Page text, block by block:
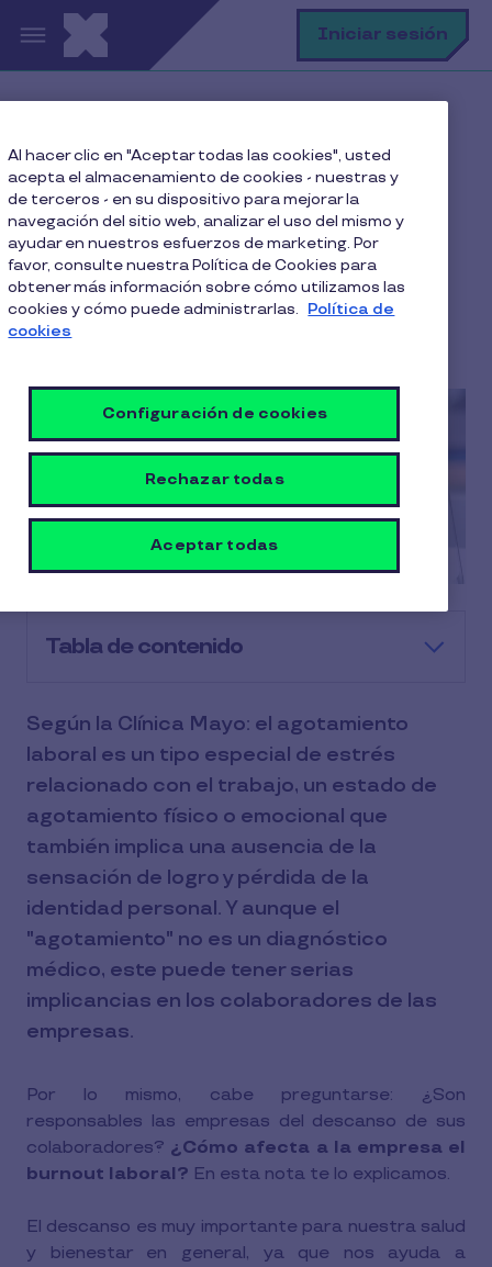
Pasar al contenido principal Iniciar sesión
Burnout laboral y cómo la empresa puede evitarlo
Burnout laboral y cómo la
empresa puede evitarlo
Tabla de contenido
Según la Clínica Mayo: el agotamiento
laboral es un tipo especial de estrés
relacionado con el trabajo, un estado de
agotamiento físico o emocional que
también implica una ausencia de la
sensación de logro y pérdida de la
identidad personal. Y aunque el
"agotamiento" no es un diagnóstico
médico, este puede tener serias
implicancias en los colaboradores de las
empresas.
Por lo mismo, cabe preguntarse: ¿Son
responsables las empresas del descanso de sus
colaboradores? ¿Cómo afecta a la empresa el
burnout laboral? En esta nota te lo explicamos.
El descanso es muy importante para nuestra salud
y bienestar en general, ya que nos ayuda a
Al hacer clic en "Aceptar todas las cookies", usted
acepta el almacenamiento de cookies - nuestras y
de terceros - en su dispositivo para mejorar la
navegación del sitio web, analizar el uso del mismo y
ayudar en nuestros esfuerzos de marketing. Por
favor, consulte nuestra Política de Cookies para
obtener más información sobre cómo utilizamos las
cookies y cómo puede administrarlas. Política de
cookies
Configuración de cookies
Rechazar todas
Aceptar todas